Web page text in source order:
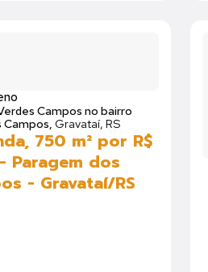
Campos no bairro
Campos, Gravataí, RS
750 m² por R$
dos
- Gravataí/RS